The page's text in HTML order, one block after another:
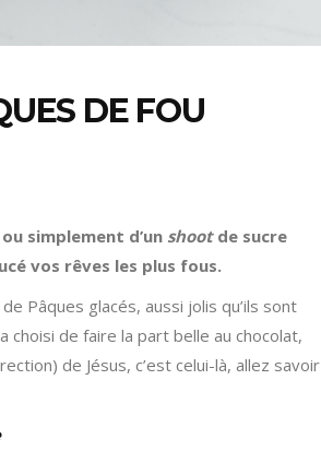
DE FOU
simplement d’un shootde sucre
vos rêves les plus fous.
Pâques glacés, aussi jolis qu’ils sont
choisi de faire la part belle au chocolat,
de Jésus, c’est celui-là, allez savoir